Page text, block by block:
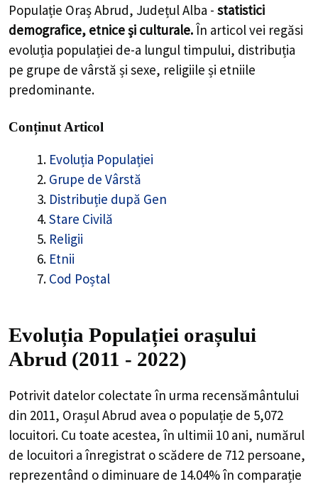
Populație Oraș Abrud, Județul Alba - statistici
demografice, etnice și culturale.În articol vei regăsi
evoluția populației de-a lungul timpului, distribuția
pe grupe de vârstă și sexe, religiile și etniile
predominante.
Conținut Articol
Evoluția Populației
Grupe de Vârstă
Distribuție după Gen
Stare Civilă
Religii
Etnii
Cod Poștal
Evoluția Populației orașului
Abrud (2011 - 2022)
Potrivit datelor colectate în urma recensământului
din 2011, Orașul Abrud avea o populație de 5,072
locuitori. Cu toate acestea, în ultimii 10 ani, numărul
de locuitori a înregistrat oscădere de 712 persoane,
reprezentând o diminuare de 14.04%în comparație